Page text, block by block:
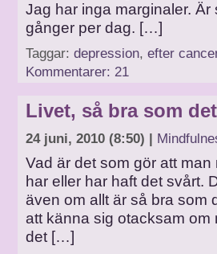
Jag har inga marginaler.
gånger per dag. […]
Taggar: depression, efter
Kommentarer: 21
Livet, så bra som
24 juni, 2010 (8:50) |
Vad är det som gör att
har eller har haft det svårt.
även om allt är så bra som
att känna sig otacksam om
det […]